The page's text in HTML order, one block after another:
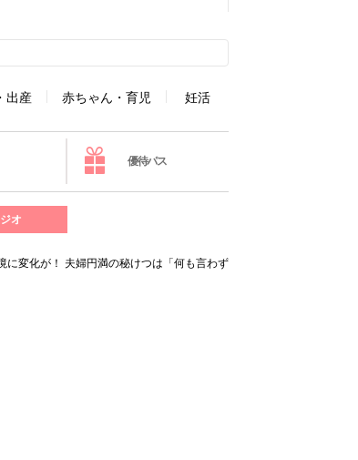
出産 赤ちゃん・育児 妊活
優待パス
オ
変化が！ 夫婦円満の秘けつは「何も言わず